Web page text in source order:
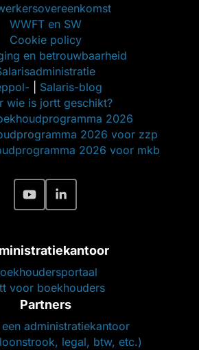
WWFT en SW
Cookie policy
en betrouwbaarheid
Salaris-blog
wie is jortt geschikt?
2026
2026 voor zzp
2026 voor mkb
voor boekhouders
Partners
administratiekantoor
legal, btw, etc.)